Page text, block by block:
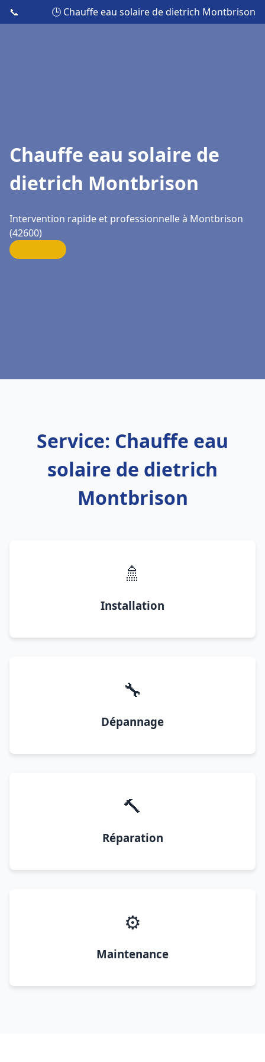
📞 🕒 Chauffe eau solaire de dietrich Montbrison
Chauffe eau solaire de
dietrich Montbrison
Intervention rapide et professionnelle à Montbrison
(42600)
Service: Chauffe eau
solaire de dietrich
Montbrison
🚿
Installation
🔧
Dépannage
🔨
Réparation
⚙️
Maintenance